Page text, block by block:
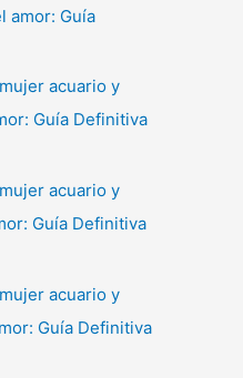
amor: Guía
acuario y
Guía Definitiva
acuario y
Guía Definitiva
acuario y
Guía Definitiva